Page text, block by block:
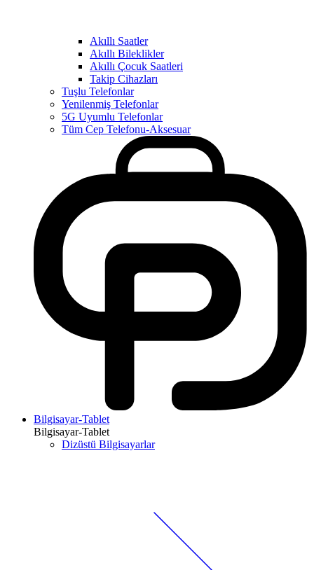
Akıllı Saatler
Akıllı Bileklikler
Akıllı Çocuk Saatleri
Takip Cihazları
Tuşlu Telefonlar
Yenilenmiş Telefonlar
5G Uyumlu Telefonlar
Tüm Cep Telefonu-Aksesuar
Bilgisayar-Tablet
Bilgisayar-Tablet
Dizüstü Bilgisayarlar